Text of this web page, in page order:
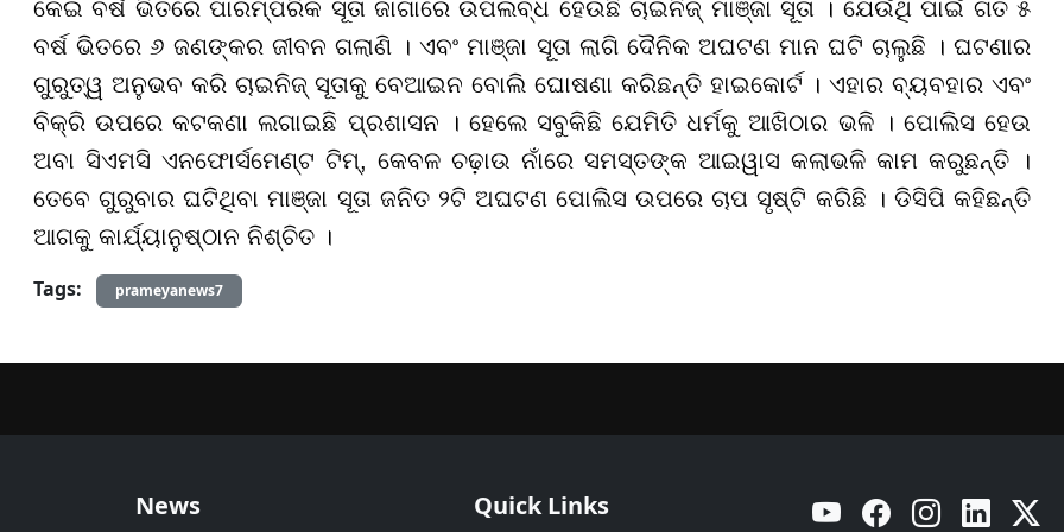
କେଇ ବର୍ଷ ଭିତରେ ପାରମ୍ପରିକ ସୂତା ଜାଗାରେ ଉପଲବ୍ଧ ହେଉଛି ଚାଇନିଜ୍ ମାଞ୍ଜା ସୂତା । ଯେଉଁଥି ପାଇଁ ଗତ ୫
ବର୍ଷ ଭିତରେ ୬ ଜଣଙ୍କର ଜୀବନ ଗଲାଣି । ଏବଂ ମାଞ୍ଜା ସୂତା ଲାଗି ଦୈନିକ ଅଘଟଣ ମାନ ଘଟି ଚାଲୁଛି । ଘଟଣାର
ଗୁରୁତ୍ୱ ଅନୁଭବ କରି ଚାଇନିଜ୍ ସୂତାକୁ ବେଆଇନ ବୋଲି ଘୋଷଣା କରିଛନ୍ତି ହାଇକୋର୍ଟ । ଏହାର ବ୍ୟବହାର ଏବଂ
ବିକ୍ରି ଉପରେ କଟକଣା ଲଗାଇଛି ପ୍ରଶାସନ । ହେଲେ ସବୁକିଛି ଯେମିତି ଧର୍ମକୁ ଆଖିଠାର ଭଳି । ପୋଲିସ ହେଉ
ଅବା ସିଏମସି ଏନଫୋର୍ସମେଣ୍ଟ ଟିମ୍, କେବଳ ଚଢ଼ାଉ ନାଁରେ ସମସ୍ତଙ୍କ ଆଇୱାସ କଲାଭଳି କାମ କରୁଛନ୍ତି ।
ତେବେ ଗୁରୁବାର ଘଟିଥିବା ମାଞ୍ଜା ସୂତା ଜନିତ ୨ଟି ଅଘଟଣ ପୋଲିସ ଉପରେ ଚାପ ସୃଷ୍ଟି କରିଛି । ଡିସିପି କହିଛନ୍ତି
ଆଗକୁ କାର୍ଯ୍ୟାନୁଷ୍ଠାନ ନିଶ୍ଚିତ ।
Tags:
prameyanews7
News Quick Links YouTube Facebook Instagram